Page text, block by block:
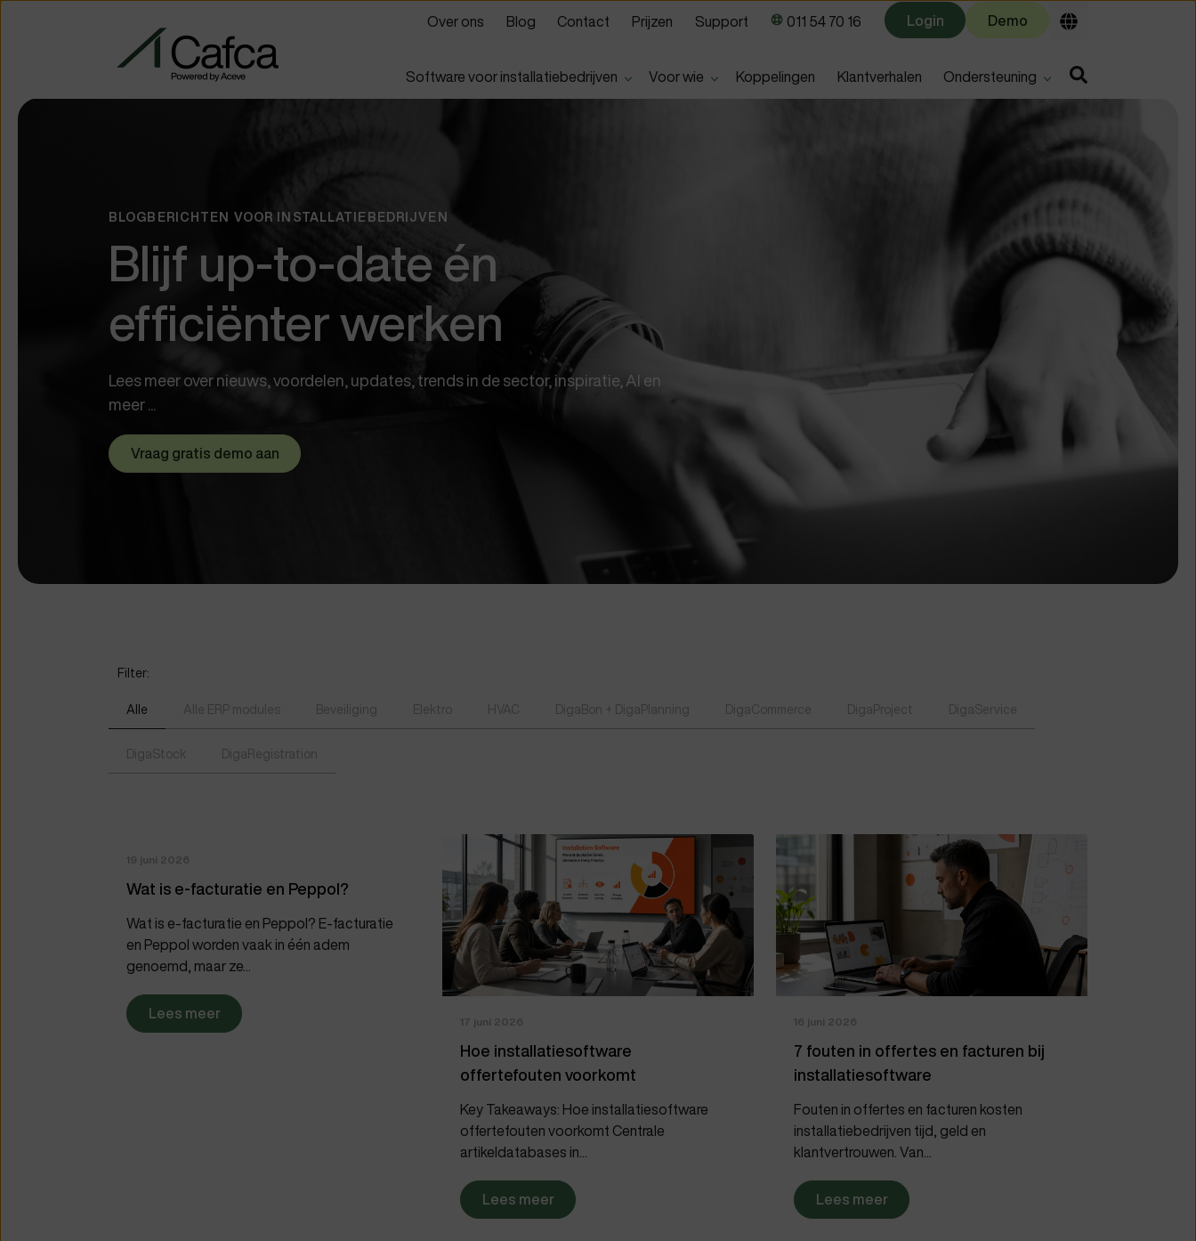
Over ons Blog Contact Prijzen Support 011 54 70 16 Login Demo
Software voor installatiebedrijven Show submenu for
Voor wie Show submenu for
Koppelingen Klantverhalen Ondersteuning Show submenu for
BLOGBERICHTEN VOOR INSTALLATIEBEDRIJVEN
Blijf up-to-date én
efficiënter werken
Lees meer over nieuws, voordelen, updates, trends in de sector, inspiratie, AI en
meer ...
Vraag gratis demo aan
Filter:
Alle Alle ERP modules Beveiliging Elektro HVAC DigaBon + DigaPlanning DigaCommerce DigaProject DigaService
DigaStock DigaRegistration
19 juni 2026
Wat is e-facturatie en Peppol?
Wat is e-facturatie en Peppol? E-facturatie
en Peppol worden vaak in één adem
genoemd, maar ze...
Lees meer 17 juni 2026
Hoe installatiesoftware
offertefouten voorkomt
Key Takeaways: Hoe installatiesoftware
offertefouten voorkomt Centrale
artikeldatabases in...
Lees meer
16 juni 2026
7 fouten in offertes en facturen bij
installatiesoftware
Fouten in offertes en facturen kosten
installatiebedrijven tijd, geld en
klantvertrouwen. Van...
Lees meer